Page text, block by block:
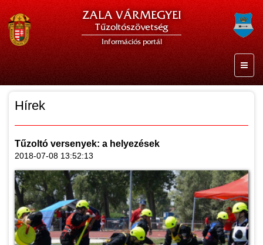
ZALA VÁRMEGYEI
Tűzoltószövetség
Információs portál
Hírek
Tűzoltó versenyek: a helyezések
2018-07-08 13:52:13